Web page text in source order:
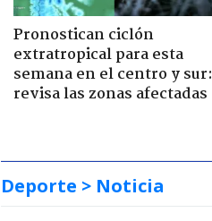
Pronostican ciclón
extratropical para esta
semana en el centro y sur:
revisa las zonas afectadas
Deporte > Noticia